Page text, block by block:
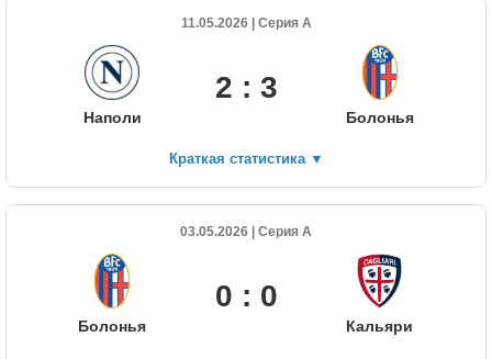
11.05.2026 | Серия А
Наполи
2 : 3
Болонья
Краткая статистика ▼
03.05.2026 | Серия А
Болонья
0 : 0
Кальяри